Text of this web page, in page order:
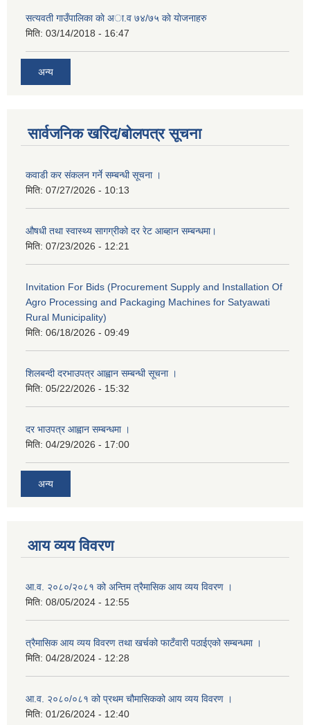
सत्यवती गाउँपालिका काे अा‍.व ७४/७५ काे याेजनाहरु
मिति: 03/14/2018 - 16:47
अन्य
सार्वजनिक खरिद/बोलपत्र सूचना
कवाडी कर संकलन गर्ने सम्बन्धी सूचना ।
मिति: 07/27/2026 - 10:13
औषधी तथा स्वास्थ्य सागग्रीको दर रेट आब्हान सम्बन्धमा।
मिति: 07/23/2026 - 12:21
Invitation For Bids (Procurement Supply and Installation Of
Agro Processing and Packaging Machines for Satyawati
Rural Municipality)
मिति: 06/18/2026 - 09:49
शिलबन्दी दरभाउपत्र आह्वान सम्बन्धी सूचना ।
मिति: 05/22/2026 - 15:32
दर भाउपत्र आह्वान सम्बन्धमा ।
मिति: 04/29/2026 - 17:00
अन्य
आय व्यय विवरण
आ.व. २०८०/२०८१ को अन्तिम त्रैमासिक आय व्यय विवरण ।
मिति: 08/05/2024 - 12:55
त्रैमासिक आय व्यय विवरण तथा खर्चको फाटँवारी पठाईएको सम्बन्धमा ।
मिति: 04/28/2024 - 12:28
आ.व. २०८०/०८१ को प्रथम चौमासिकको आय व्यय विवरण ।
मिति: 01/26/2024 - 12:40